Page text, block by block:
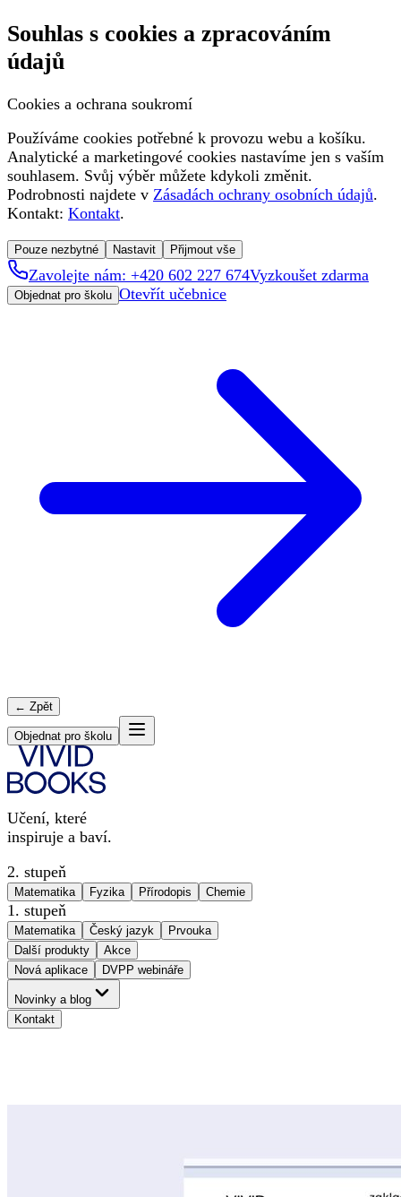
Souhlas s cookies a zpracováním
údajů
Cookies a ochrana soukromí
Používáme cookies potřebné k provozu webu a košíku.
Analytické a marketingové cookies nastavíme jen s vaším
souhlasem. Svůj výběr můžete kdykoli změnit.
Podrobnosti najdete v Zásadách ochrany osobních údajů.
Kontakt: Kontakt.
Pouze nezbytné Nastavit Přijmout vše
Zavolejte nám: +420 602 227 674Vyzkoušet zdarma
Objednat pro školu Otevřít učebnice
← Zpět
Objednat pro školu
Učení, které
inspiruje a baví.
2. stupeň
Matematika Fyzika Přírodopis Chemie
1. stupeň
Matematika Český jazyk
Prvouka
Další produkty
Akce
Nová aplikace
DVPP webináře
Novinky a blog
Kontakt